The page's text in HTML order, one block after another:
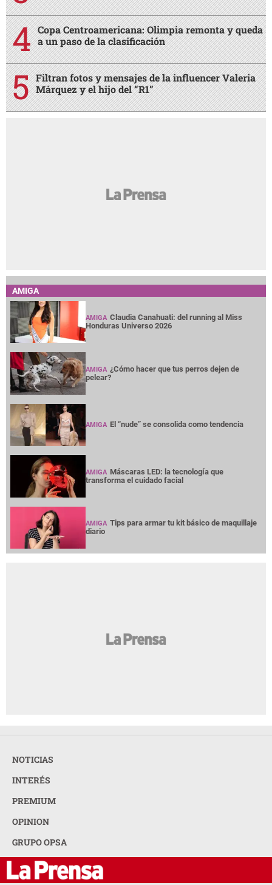
Copa Centroamericana: Olimpia remonta y queda
a un paso de la clasificación
Filtran fotos y mensajes de la influencer Valeria
Márquez y el hijo del “R1”
AMIGA
AMIGA Claudia Canahuati: del running al Miss
Honduras Universo 2026
AMIGA ¿Cómo hacer que tus perros dejen de
pelear?
AMIGA El “nude” se consolida como tendencia
AMIGA Máscaras LED: la tecnología que
transforma el cuidado facial
AMIGA Tips para armar tu kit básico de maquillaje
diario
NOTICIAS
INTERÉS
PREMIUM
OPINION
GRUPO OPSA